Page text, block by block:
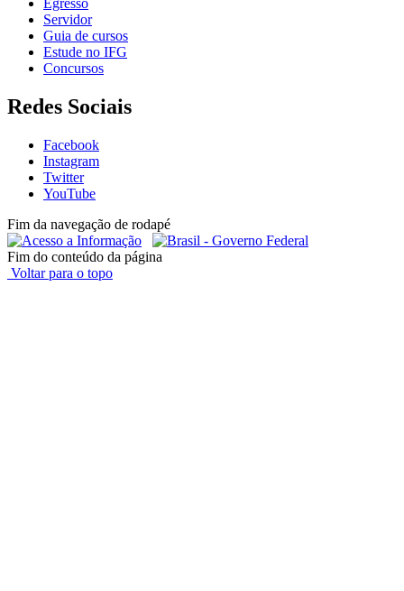
Servidor
Guia de cursos
Estude no IFG
Concursos
Redes Sociais
Facebook
Instagram
Twitter
YouTube
Fim da navegação de rodapé
Fim do conteúdo da página
Voltar para o topo